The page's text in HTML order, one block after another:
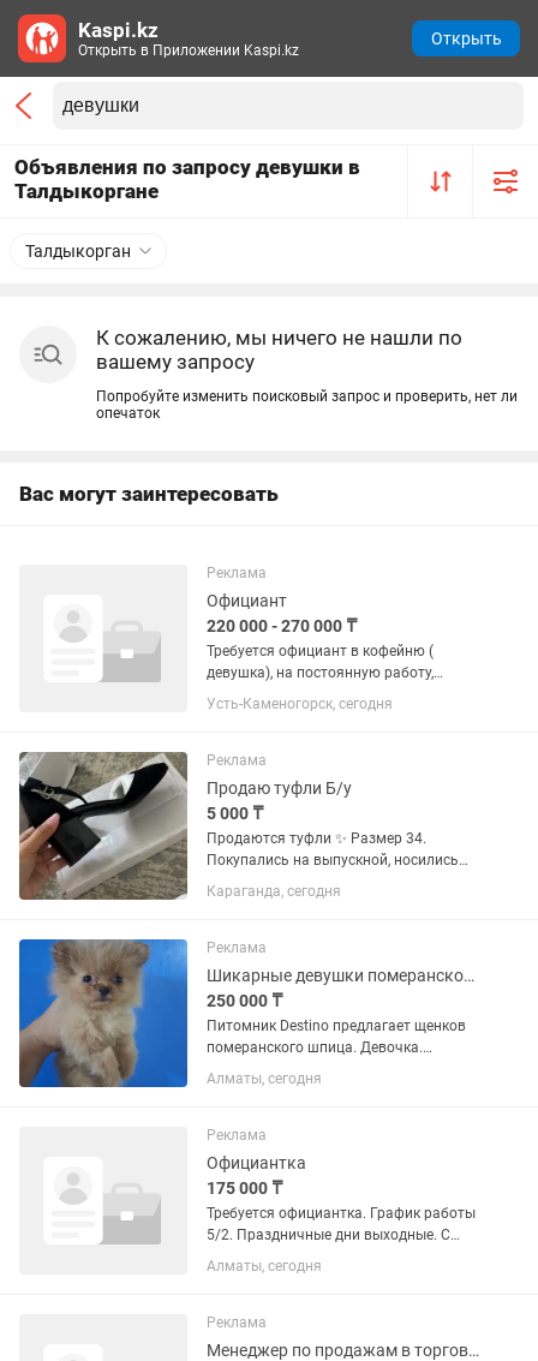
Объявления по запросу девушки в
Талдыкоргане
Талдыкорган
К сожалению, мы ничего не нашли по
вашему запросу
Попробуйте изменить поисковый запрос и проверить, нет ли
опечаток
Вас могут заинтересовать
Реклама
Официант
220 000 - 270 000 ₸
Требуется официант в кофейню (
девушка), на постоянную работу,
график работы 3/3
Усть-Каменогорск, сегодня
Реклама
Продаю туфли Б/у
5 000 ₸
Продаются туфли ✨ Размер 34.
Покупались на выпускной, носились
всего 3 раза. В отличном состоянии,
без дефектов. Очень удобный
подойдут девушкам с маленьким
размером...
Караганда, сегодня
Реклама
Шикарные девушки померанского шпица
250 000 ₸
Питомник Destino предлагает щенков
померанского шпица. Девочка.
Карамельного окраса. Мини.Лучшие
крови наших питомников. ПОЛНЫЙ
возрасту. Инстаграм тик-ток...
Алматы, сегодня
Реклама
Официантка
175 000 ₸
Требуется официантка. График работы
5/2. Праздничные дни выходные. С
6:30 до 16:00. От 18лет.только
девушки. Остальные при
Алматы, сегодня
Реклама
Менеджер по продажам в торговой компании
Kaspi.kz
Открыть в Приложении Kaspi.kz
Открыть